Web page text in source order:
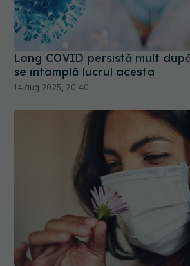
Long COVID persistă mult
se întâmplă lucrul acesta
14 aug 2025, 20:40
De ce persistă pierderea
chiar și după mult timp?